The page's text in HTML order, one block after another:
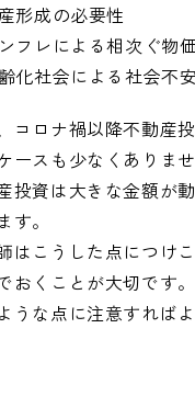
形成の必要性
フレによる相次ぐ物
化社会による社会不
コロナ禍以降不動産
ースも少なくありませ
投資は大きな金額が
す。
はこうした点につけ
おくことが大切です。
うな点に注意すれば